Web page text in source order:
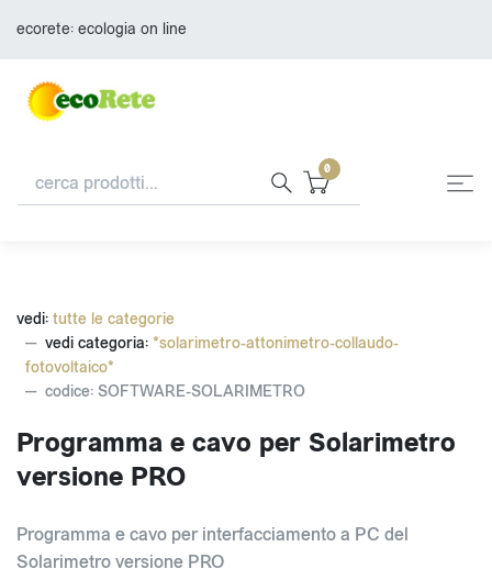
ecorete: ecologia on line
0
vedi: tutte le categorie
vedi categoria: *solarimetro-attonimetro-collaudo-
fotovoltaico*
codice: SOFTWARE-SOLARIMETRO
Programma e cavo per Solarimetro
versione PRO
Programma e cavo per interfacciamento a PC del
Solarimetro versione PRO